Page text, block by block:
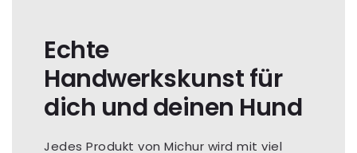
Echte
Handwerkskunst für
dich und deinen Hund
Jedes Produkt von Michur wird mit viel